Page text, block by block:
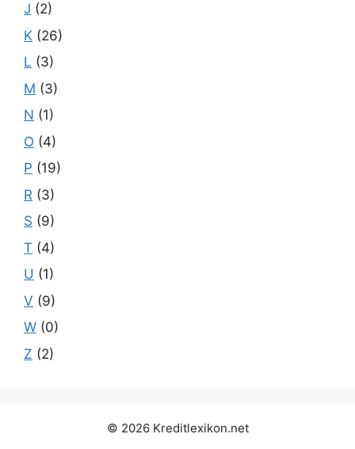
J (2)
K (26)
L (3)
M (3)
N (1)
O (4)
P (19)
R (3)
S (9)
T (4)
U (1)
V (9)
W (0)
Z (2)
© 2026 Kreditlexikon.net